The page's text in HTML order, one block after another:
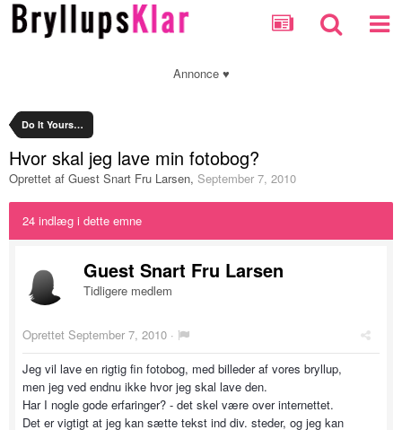
Annonce ♥
Do It Yourself debatten
Hvor skal jeg lave min fotobog?
Oprettet af Guest Snart Fru Larsen, September 7, 2010
24 indlæg i dette emne
Guest Snart Fru Larsen
Tidligere medlem
Oprettet September 7, 2010 ·
Jeg vil lave en rigtig fin fotobog, med billeder af vores bryllup,
men jeg ved endnu ikke hvor jeg skal lave den.
Har I nogle gode erfaringer? - det skel være over internettet.
Det er vigtigt at jeg kan sætte tekst ind div. steder, og jeg kan